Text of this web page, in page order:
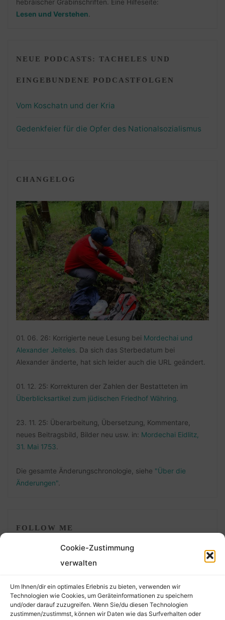
Cookie-Zustimmung
verwalten
Um Ihnen/dir ein optimales Erlebnis zu bieten, verwenden wir
Technologien wie Cookies, um Geräteinformationen zu speichern
und/oder darauf zuzugreifen. Wenn Sie/du diesen Technologien
zustimmen/zustimmst, können wir Daten wie das Surfverhalten oder
hebräischer Grabinschriften. Eine Hilfeseite:
Lesen und Verstehen.
NEUE PODCASTS: TACHELES UND
EINGEBUNDENE PODCASTFOLGEN
Vom Koschatn und der Kria
Gedenkfeier für die Opfer des Nationalsozialismus
CHANGELOG
01. 06. 26: Korrigierte neue Lesung bei Mordechai und
Alexander Jeiteles. Da sich das Sterbedatum bei
Alexander änderte, hat sich leider auch die URL geändert.
01. 12. 25: Korrekturen der Zahlen der Bestatteten im
Überblicksartikel zum jüdischen Friedhof Währing.
23. 11. 25: Überarbeitung, Übersetzung, Kommentare,
neues Beitragsbild, Bilder neu usw. in: Mordechai Eidlitz,
31. Mai 1753.
Die gesamte Änderungschronologie, siehe "Über die
Änderungen".
FOLLOW ME